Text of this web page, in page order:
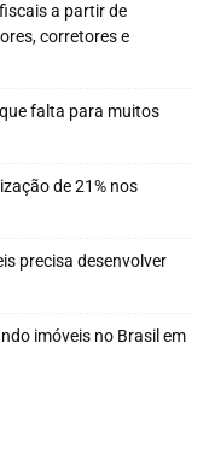
a partir de
corretores e
falta para muitos
de 21% nos
precisa desenvolver
imóveis no Brasil em